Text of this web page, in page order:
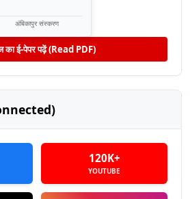
अंबिकापुर संस्करण
ई-पेपर पढ़ें (Read PDF)
120K+
YOUTUBE